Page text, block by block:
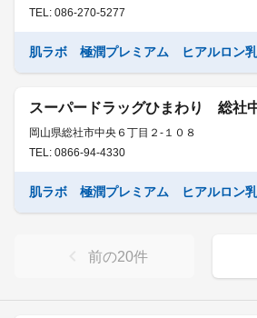
TEL: 086-270-5277
肌ラボ 極潤プレミアム ヒアルロン
スーパードラッグひまわり 総社
岡山県総社市中央６丁目２-１０８
TEL: 0866-94-4330
肌ラボ 極潤プレミアム ヒアルロン
前の20件